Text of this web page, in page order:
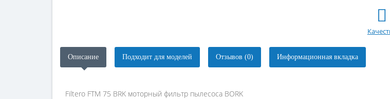
Описание Подходит для моделей Отзывов (0) Информационная вкладка
Filtero FTM 75 BRK моторный фильтр пылесоса BORK